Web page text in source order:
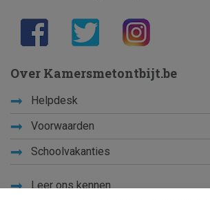
Over Kamersmetontbijt.be
Helpdesk
Voorwaarden
Schoolvakanties
Leer ons kennen